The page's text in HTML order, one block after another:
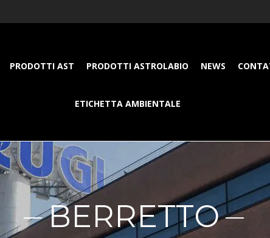
PRODOTTI AST PRODOTTI ASTROLABIO NEWS
ETICHETTA AMBIENTALE
BERRETTO